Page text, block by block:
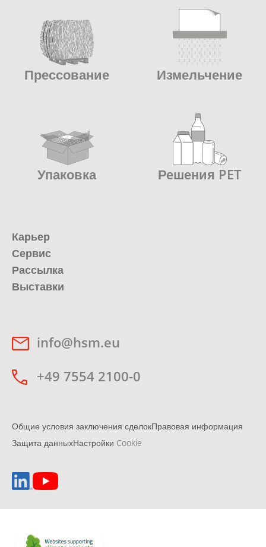
Прессование Измельчение
Упаковка Решения PET
Карьер
Сервис
Рассылка
Выставки
info@hsm.eu
+49 7554 2100-0
Общие условия заключения сделокПравовая информация
Защита данныхНастройки Cookie